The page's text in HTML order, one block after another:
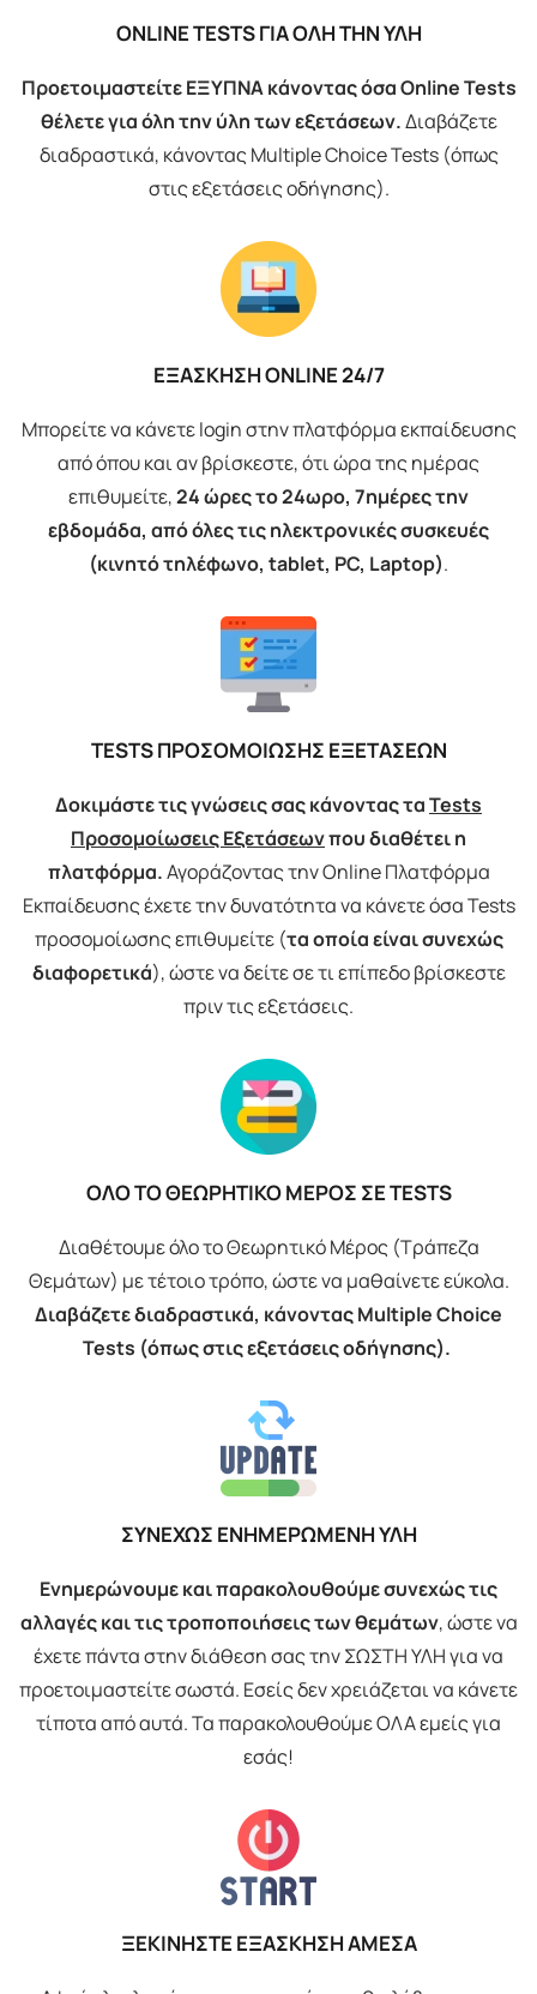
ONLINE TESTS ΓΙΑ ΟΛΗ ΤΗΝ ΥΛΗ
Προετοιμαστείτε ΕΞΥΠΝΑ κάνοντας όσα Online Tests
θέλετε για όλη την ύλη των εξετάσεων.Διαβάζετε
διαδραστικά, κάνοντας Multiple Choice Tests (όπως
στις εξετάσεις οδήγησης).
ΕΞΑΣΚΗΣΗ ONLINE 24/7
Μπορείτε να κάνετε login στην πλατφόρμα εκπαίδευσης
από όπου και αν βρίσκεστε, ότι ώρα της ημέρας
επιθυμείτε,24 ώρες το 24ωρο, 7ημέρες την
εβδομάδα, από όλες τις ηλεκτρονικές συσκευές
(κινητό τηλέφωνο, tablet, PC, Laptop).
TESTS ΠΡΟΣΟΜΟΙΩΣΗΣ ΕΞΕΤΑΣΕΩΝ
Δοκιμάστε τις γνώσεις σας κάνοντας ταTests
Προσομοίωσεις Εξετάσεωνπου διαθέτει η
πλατφόρμα.Αγοράζοντας την Online Πλατφόρμα
Εκπαίδευσης έχετε την δυνατότητα να κάνετε όσα Tests
προσομοίωσης επιθυμείτε (τα οποία είναι συνεχώς
διαφορετικά), ώστε να δείτε σε τι επίπεδο βρίσκεστε
πριν τις εξετάσεις.
ΟΛΟ ΤΟ ΘΕΩΡΗΤΙΚΟ ΜΕΡΟΣ ΣΕ TESTS
Διαθέτουμε όλο το Θεωρητικό Μέρος (Τράπεζα
Θεμάτων) με τέτοιο τρόπο, ώστε να μαθαίνετε εύκολα.
Διαβάζετε διαδραστικά, κάνοντας Multiple Choice
Tests (όπως στις εξετάσεις οδήγησης).
ΣΥΝΕΧΩΣ ΕΝΗΜΕΡΩΜΕΝΗ ΥΛΗ
Ενημερώνουμε και παρακολουθούμε συνεχώς τις
αλλαγές και τις τροποποιήσεις των θεμάτων, ώστε να
έχετε πάντα στην διάθεση σας την ΣΩΣΤΗ ΥΛΗ για να
προετοιμαστείτε σωστά. Εσείς δεν χρειάζεται να κάνετε
τίποτα από αυτά. Τα παρακολουθούμε ΟΛΑ εμείς για
εσάς!
ΞΕΚΙΝΗΣΤΕ ΕΞΑΣΚΗΣΗ ΑΜΕΣΑ